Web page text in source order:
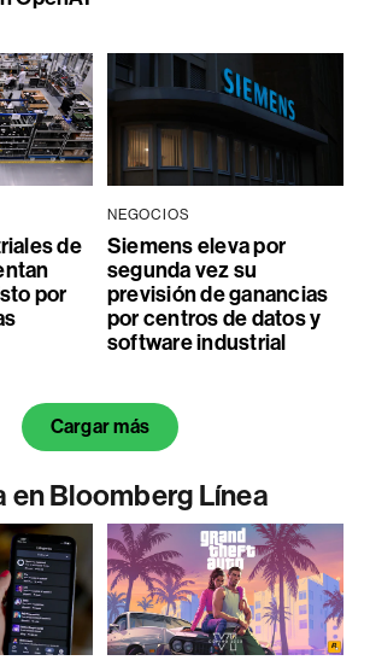
de
por
NEGOCIOS
Siemens eleva por
segunda vez su
previsión de ganancias
por centros de datos y
software industrial
Cargar más
en Bloomberg Línea